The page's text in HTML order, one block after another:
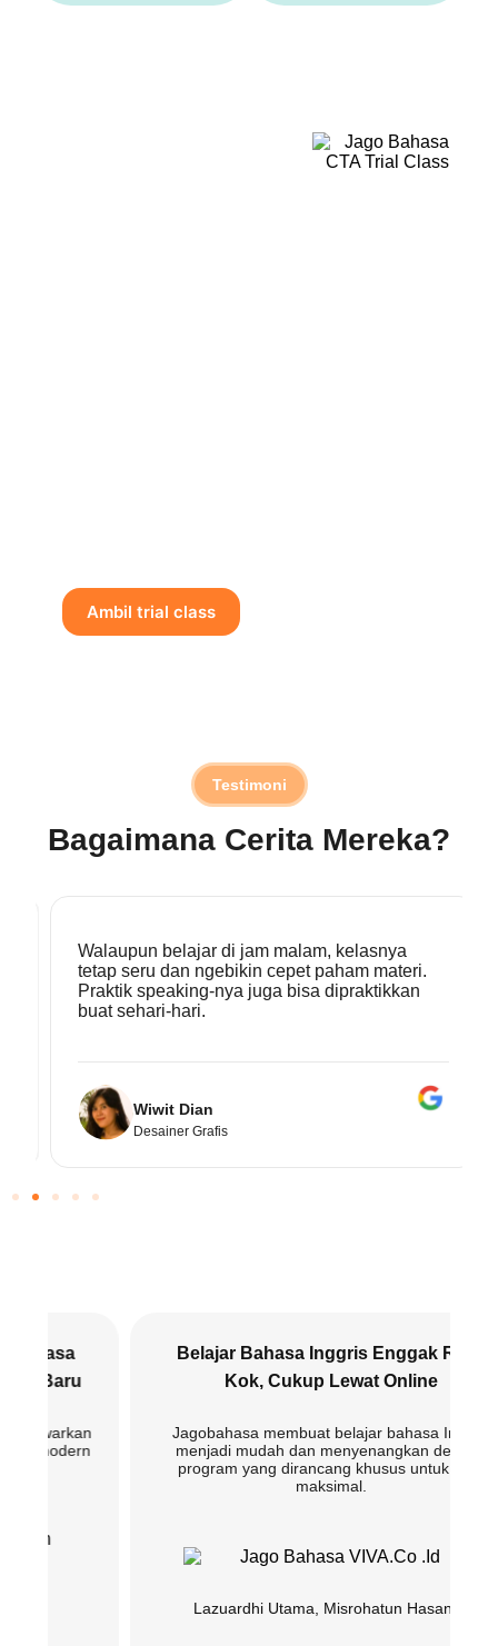
Ambil trial class
Testimoni
Bagaimana Cerita Mereka?
Walaupun belajar di jam malam, kelasnya
tetap seru dan ngebikin cepet paham materi.
Praktik speaking-nya juga bisa dipraktikkan
buat sehari-hari.
Wiwit Dian
Desainer Grafis
Belajar Bahasa Inggris Enggak Ribet
Kok, Cukup Lewat Online
Jagobahasa membuat belajar bahasa Inggris
menjadi mudah dan menyenangkan dengan
program yang dirancang khusus untuk hasil
Lazuardhi Utama, Misrohatun Hasanah